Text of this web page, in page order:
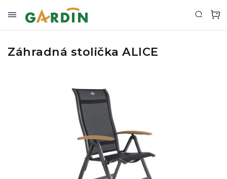
Záhradná stolička ALICE